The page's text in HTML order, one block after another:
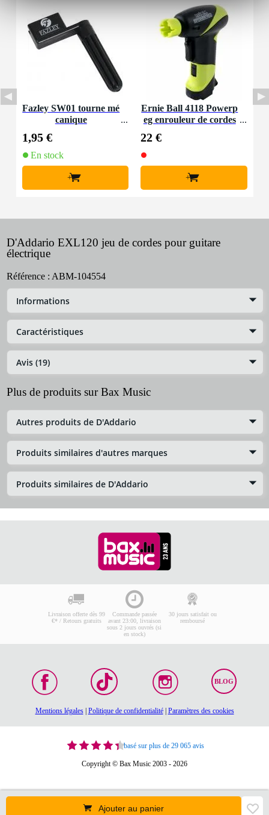
Fazley SW01 tourne mé
canique
1,95 €
En stock
+
Ernie Ball 4118 Powerp
eg enrouleur de cordes
22 €
+
D'Addario EXL120 jeu de cordes pour guitare
électrique
Référence : ABM-104554
Informations
Caractéristiques
Avis (19)
Plus de produits sur Bax Music
Autres produits de D'Addario
Produits similaires d'autres marques
Produits similaires de D'Addario
Ajouter au panier
Livraison offerte dès 99
€* / Retours gratuits
Commande passée
avant 23:00, livraison
sous 2 jours ouvrés (si
en stock)
30 jours satisfait ou
remboursé
BLOG
Mentions légales| Politique de confidentialité| Paramètres des cookies
basé sur plus de 29 065 avis
Copyright © Bax Music 2003 - 2026